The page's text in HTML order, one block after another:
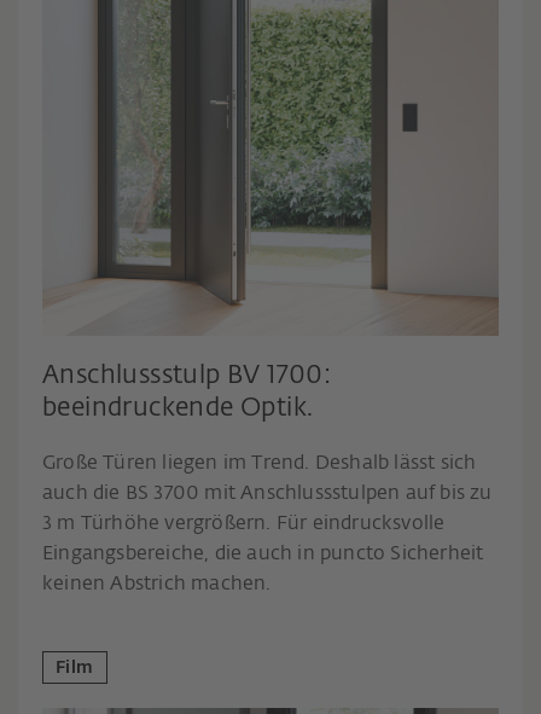
Anschlussstulp BV 1700:
beeindruckende Optik.
Große Türen liegen im Trend. Deshalb lässt sich
auch die BS 3700 mit Anschlussstulpen auf bis zu
3 m Türhöhe vergrößern. Für eindrucksvolle
Eingangsbereiche, die auch in puncto Sicherheit
keinen Abstrich machen.
Film